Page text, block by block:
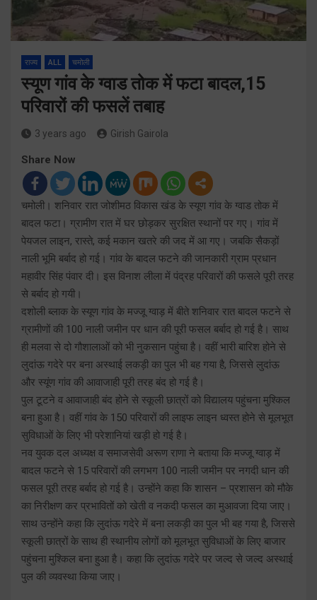
राज्य ALL चमोली
स्यूण गांव के ग्वाड तोक में फटा बादल,15
परिवारों की फसलें तबाह
3 years ago Girish Gairola
Share Now
चमोली। शनिवार रात जोशीमठ विकास खंड के स्यूण गांव के ग्वाड तोक में
बादल फटा। ग्रामीण रात में घर छोड़कर सुरक्षित स्थानों पर गए। गांव में
पेयजल लाइन, रास्ते, कई मकान खतरे की जद में आ गए। जबकि सैकड़ों
नाली भूमि बर्बाद हो गई। गांव के बादल फटने की जानकारी ग्राम प्रधान
महावीर सिंह पंवार दी। इस विनाश लीला में पंद्रह परिवारों की फसले पूरी तरह
से बर्बाद हो गयी।
दशोली ब्लाक के स्यूण गांव के मज्जू ग्वाड़ में बीते शनिवार रात बादल फटने से
ग्रामीणों की 100 नाली जमीन पर धान की पूरी फसल बर्बाद हो गई है। साथ
ही मलवा से दो गौशालाओं को भी नुकसान पहुंचा है। वहीं भारी बारिश होने से
लुदांऊ गदेरे पर बना अस्थाई लकड़ी का पुल भी बह गया है, जिससे लुदांऊ
और स्यूंण गांव की आवाजाही पूरी तरह बंद हो गई है।
पुल टूटने व आवाजाही बंद होने से स्कूली छात्रों को विद्यालय पहुंचना मुश्किल
बना हुआ है। वहीं गांव के 150 परिवारों की लाइफ लाइन ध्वस्त होने से मूलभूत
सुविधाओं के लिए भी परेशानियां खड़ी हो गई है।
नव युवक दल अध्यक्ष व समाजसेवी अरूण राणा ने बताया कि मज्जू ग्वाड़ में
बादल फटने से 15 परिवारों की लगभग 100 नाली जमीन पर नगदी धान की
फसल पूरी तरह बर्बाद हो गई है। उन्होंने कहा कि शासन – प्रशासन को मौके
का निरीक्षण कर प्रभावितों को खेती व नकदी फसल का मुआवजा दिया जाए।
साथ उन्होंने कहा कि लुदांऊ गदेरे में बना लकड़ी का पुल भी बह गया है, जिससे
स्कूली छात्रों के साथ ही स्थानीय लोगों को मूलभूत सुविधाओं के लिए बाजार
पहुंचना मुश्किल बना हुआ है। कहा कि लुदांऊ गदेरे पर जल्द से जल्द अस्थाई
पुल की व्यवस्था किया जाए।